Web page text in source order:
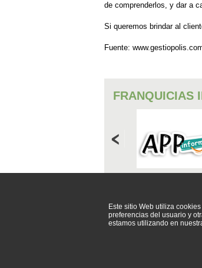
de comprenderlos, y dar a
Si queremos brindar al
Fuente:
FRANQUICIAS
Este sitio Web utiliza
preferencias del usuario y
estamos utilizando en